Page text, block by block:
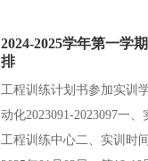
2024-2025学年第一学
排
工程训练计划书参加实训
动化2023091-2023097一
工程训练中心二、实训时